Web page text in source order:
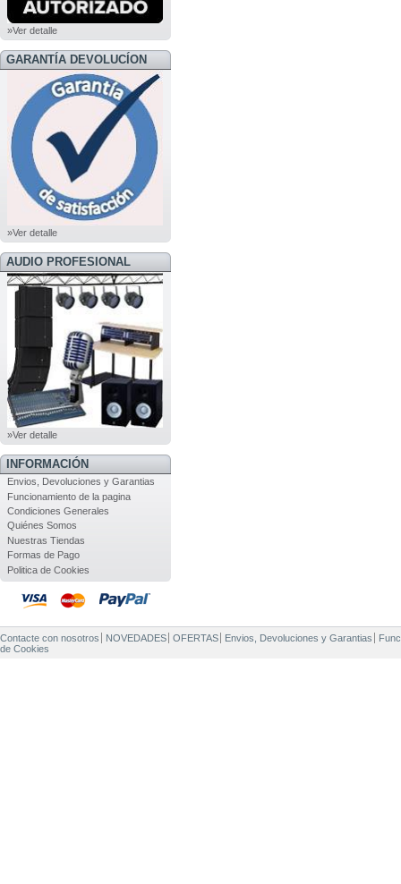
»Ver detalle
GARANTÍA DEVOLUCÍON
»Ver detalle
AUDIO PROFESIONAL
»Ver detalle
INFORMACIÓN
Envios, Devoluciones y Garantias
Funcionamiento de la pagina
Condiciones Generales
Quiénes Somos
Nuestras Tiendas
Formas de Pago
Politica de Cookies
Contacte con nosotros NOVEDADES OFERTAS Envios, Devoluciones y Garantias
de Cookies